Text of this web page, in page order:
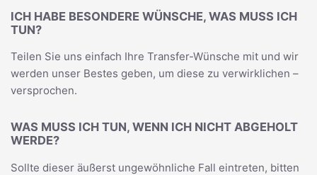
ICH HABE BESONDERE WÜNSCHE, WAS MUSS ICH
TUN?
Teilen Sie uns einfach Ihre Transfer-Wünsche mit und wir
werden unser Bestes geben, um diese zu verwirklichen –
versprochen.
WAS MUSS ICH TUN, WENN ICH NICHT ABGEHOLT
WERDE?
Sollte dieser äußerst ungewöhnliche Fall eintreten, bitten